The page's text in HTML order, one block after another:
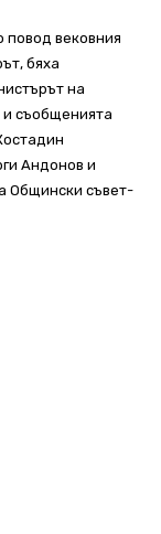
повод вековния
бяха
на
съобщенията
Андонов и
Общински съвет-